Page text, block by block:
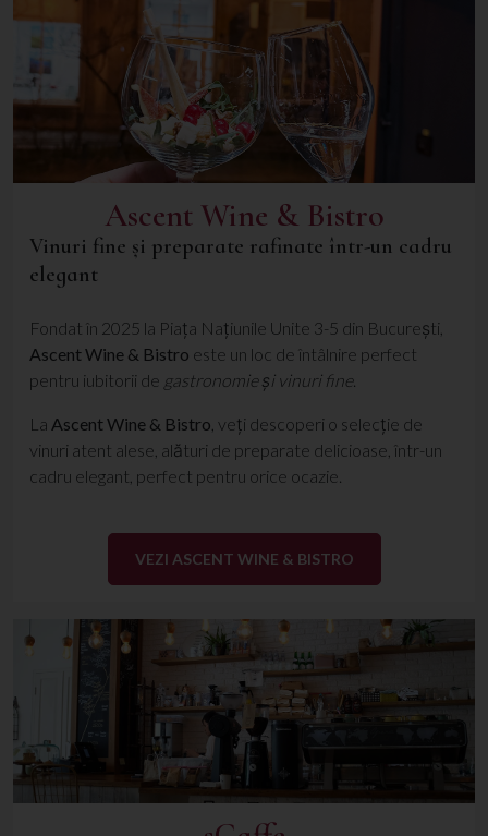
Ascent Wine & Bistro
Vinuri fine și preparate rafinate într-un cadru
elegant
Fondat în 2025 la Piața Națiunile Unite 3-5 din București,
Ascent Wine & Bistro este un loc de întâlnire perfect
pentru iubitorii de gastronomie și vinuri fine.
La Ascent Wine & Bistro , veți descoperi o selecție de
vinuri atent alese, alături de preparate delicioase, într-un
cadru elegant, perfect pentru orice ocazie.
VEZI ASCENT WINE & BISTRO